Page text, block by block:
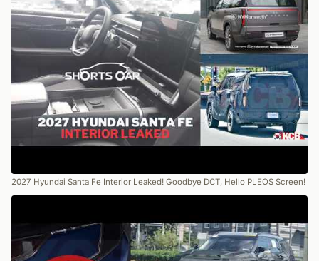
2027 Hyundai Santa Fe Interior Leaked! Goodbye DCT, Hello PLEOS Screen!